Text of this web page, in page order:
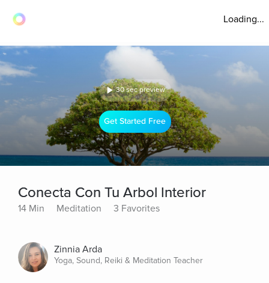
Loading...
30 sec preview
Get Started Free
Conecta Con Tu Arbol Interior
14 Min Meditation 3 Favorites
Zinnia Arda
Yoga, Sound, Reiki & Meditation Teacher